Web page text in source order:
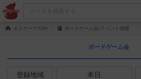
ボドゲーマTOP ボードゲーム会/イベント情報
ボードゲーム会
登録地域 本日